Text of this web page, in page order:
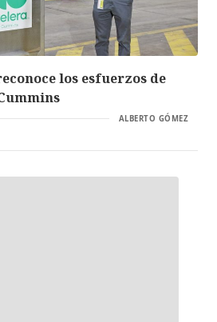
los esfuerzos de
ALBERTO GÓMEZ